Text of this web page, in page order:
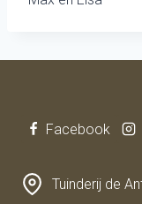
Facebook
Tuinderij de